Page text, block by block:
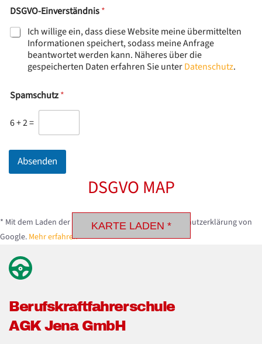
DSGVO-Einverständnis*
Ich willige ein, dass diese Website meine übermittelten
Informationen speichert, sodass meine Anfrage
beantwortet werden kann. Näheres über die
gespeicherten Daten erfahren Sie unterDatenschutz.
Spamschutz*
6+2=
Absenden
DSGVO MAP
KARTE LADEN *
* Mit dem Laden der Karte akzeptieren Sie die Datenschutzerklärung von
Google. Mehr erfahren
Berufskraft­fahrerschule
AGK Jena GmbH